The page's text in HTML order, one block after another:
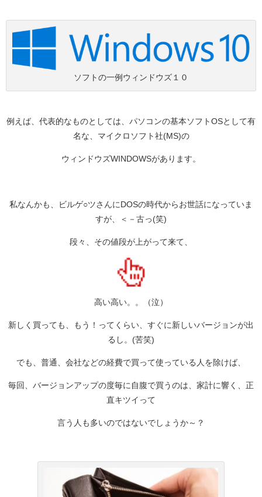
ソフトの一例ウィンドウズ１０
例えば、代表的なものとしては、パソコンの基本ソフトOSとして有
名な、マイクロソフト社(MS)の
ウィンドウズWINDOWSがあります。
私なんかも、ビルゲ○ツさんにDOSの時代からお世話になっていま
すが、＜－古っ(笑)
段々、その値段が上がって来て、
高い高い。。（泣）
新しく買っても、もう！ってくらい、すぐに新しいバージョンが出
るし。(苦笑)
でも、普通、会社などの経費で買って使っている人を除けば、
毎回、バージョンアップの度毎に自腹で買うのは、家計に響く、正
直キツイって
言う人も多いのではないでしょうか～？